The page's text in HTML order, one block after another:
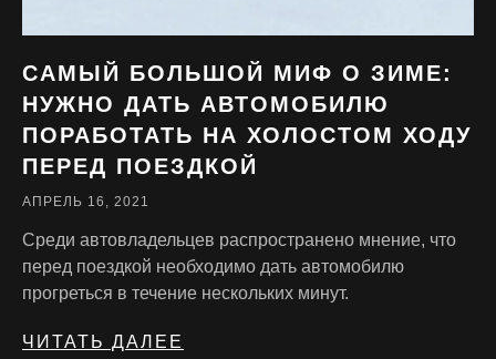
САМЫЙ БОЛЬШОЙ МИФ О ЗИМЕ:
НУЖНО ДАТЬ АВТОМОБИЛЮ
ПОРАБОТАТЬ НА ХОЛОСТОМ ХОДУ
ПЕРЕД ПОЕЗДКОЙ
АПРЕЛЬ 16, 2021
Среди автовладельцев распространено мнение, что
перед поездкой необходимо дать автомобилю
прогреться в течение нескольких минут.
ЧИТАТЬ ДАЛЕЕ